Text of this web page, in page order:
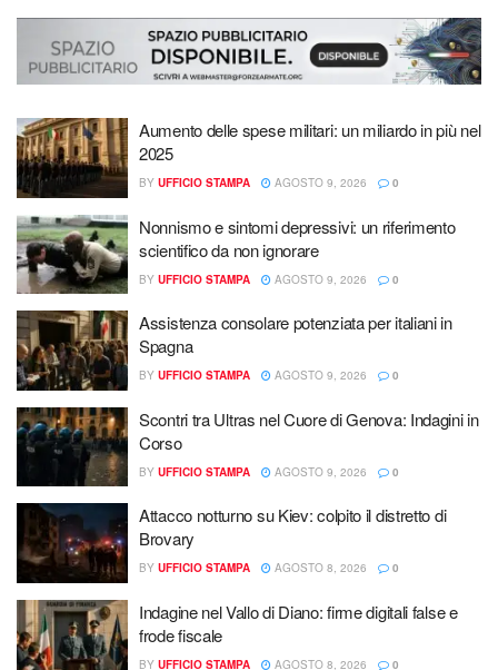
Aumento delle spese militari: un miliardo in più nel
2025
BY UFFICIO STAMPA AGOSTO 9, 2026 0
Nonnismo e sintomi depressivi: un riferimento
scientifico da non ignorare
BY UFFICIO STAMPA AGOSTO 9, 2026 0
Assistenza consolare potenziata per italiani in
Spagna
BY UFFICIO STAMPA AGOSTO 9, 2026 0
Scontri tra Ultras nel Cuore di Genova: Indagini in
Corso
BY UFFICIO STAMPA AGOSTO 9, 2026 0
Attacco notturno su Kiev: colpito il distretto di
Brovary
BY UFFICIO STAMPA AGOSTO 8, 2026 0
Indagine nel Vallo di Diano: firme digitali false e
frode fiscale
BY UFFICIO STAMPA AGOSTO 8, 2026 0